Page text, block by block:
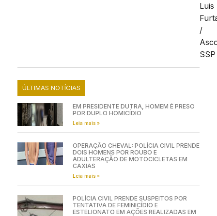
Luis
/
SSP
ÚLTIMAS NOTÍCIAS
EM PRESIDENTE DUTRA, HOMEM É PRESO
POR DUPLO HOMICÍDIO
Leia mais »
OPERAÇÃO CHEVAL: POLÍCIA CIVIL PRENDE
DOIS HOMENS POR ROUBO E
ADULTERAÇÃO DE MOTOCICLETAS EM
CAXIAS
Leia mais »
POLÍCIA CIVIL PRENDE SUSPEITOS POR
TENTATIVA DE FEMINICÍDIO E
ESTELIONATO EM AÇÕES REALIZADAS EM